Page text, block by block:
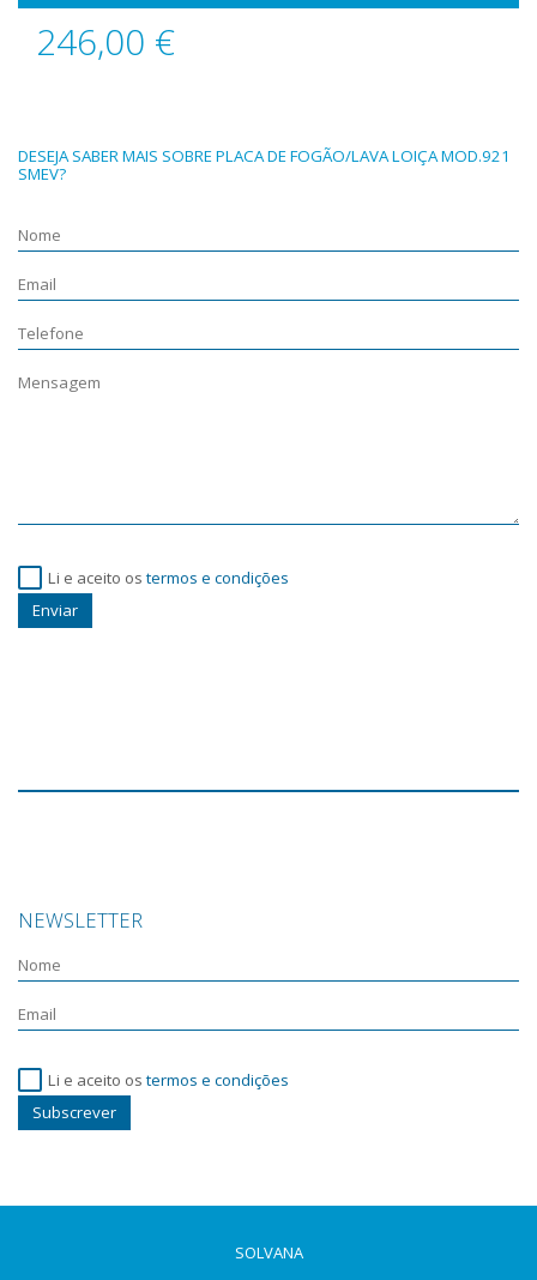
246,00 €
DESEJA SABER MAIS SOBRE PLACA DE FOGÃO/LAVA LOIÇA MOD.921
SMEV?
Li e aceito os termos e condições
Enviar
NEWSLETTER
Li e aceito os termos e condições
Subscrever
SOLVANA